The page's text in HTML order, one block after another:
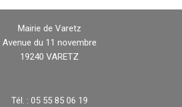
Mairie de Varetz
Avenue du 11 novembre
19240 VARETZ
Tél. : 05 55 85 06 19